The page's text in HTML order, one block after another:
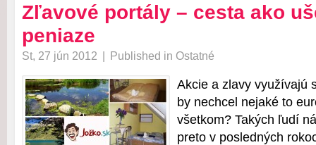
Zľavové portály – cesta ako
peniaze
St, 27 jún 2012 | Published in Ostatné
Akcie a zlavy využívajú
by nechcel nejaké to
všetkom? Takých ľudí
preto v posledných